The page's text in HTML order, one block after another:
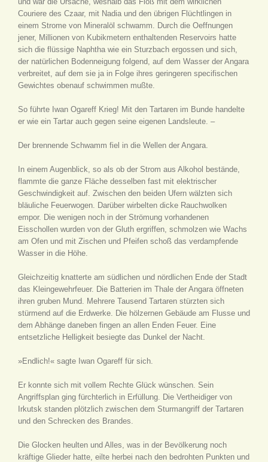
Couriere des Czaar, mit Nadia und den übrigen Flüchtlingen in
einem Strome von Mineralöl schwamm. Durch die Oeffnungen
jener, Millionen von Kubikmetern enthaltenden Reservoirs hatte
sich die flüssige Naphtha wie ein Sturzbach ergossen und sich,
der natürlichen Bodenneigung folgend, auf dem Wasser der Angara
verbreitet, auf dem sie ja in Folge ihres geringeren specifischen
Gewichtes obenauf schwimmen mußte.
So führte Iwan Ogareff Krieg! Mit den Tartaren im Bunde handelte
er wie ein Tartar auch gegen seine eigenen Landsleute. –
Der brennende Schwamm fiel in die Wellen der Angara.
In einem Augenblick, so als ob der Strom aus Alkohol bestände,
flammte die ganze Fläche desselben fast mit elektrischer
Geschwindigkeit auf. Zwischen den beiden Ufern wälzten sich
bläuliche Feuerwogen. Darüber wirbelten dicke Rauchwolken
empor. Die wenigen noch in der Strömung vorhandenen
Eisschollen wurden von der Gluth ergriffen, schmolzen wie Wachs
am Ofen und mit Zischen und Pfeifen schoß das verdampfende
Wasser in die Höhe.
Gleichzeitig knatterte am südlichen und nördlichen Ende der Stadt
das Kleingewehrfeuer. Die Batterien im Thale der Angara öffneten
ihren gruben Mund. Mehrere Tausend Tartaren stürzten sich
stürmend auf die Erdwerke. Die hölzernen Gebäude am Flusse und
dem Abhänge daneben fingen an allen Enden Feuer. Eine
entsetzliche Helligkeit besiegte das Dunkel der Nacht.
»Endlich!« sagte Iwan Ogareff für sich.
Er konnte sich mit vollem Rechte Glück wünschen. Sein
Angriffsplan ging fürchterlich in Erfüllung. Die Vertheidiger von
Irkutsk standen plötzlich zwischen dem Sturmangriff der Tartaren
und den Schrecken des Brandes.
Die Glocken heulten und Alles, was in der Bevölkerung noch
kräftige Glieder hatte, eilte herbei nach den bedrohten Punkten und